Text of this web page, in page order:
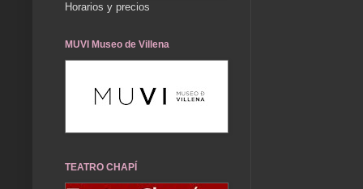
Horarios y precios
MUVI Museo de Villena
TEATRO CHAPÍ